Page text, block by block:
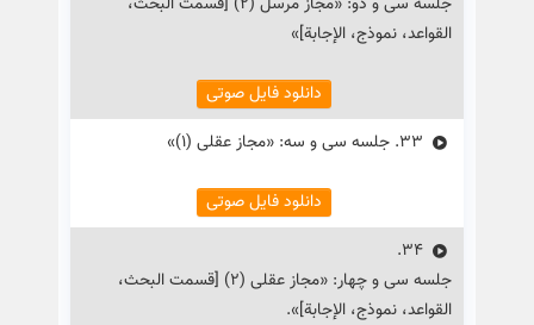
القواعد، نموذج، الإجابة]»
دانلود فایل صوتی
33. جلسه سی و سه: «مجاز عقلی (۱)»
دانلود فایل صوتی
34.
جلسه سی و چهار: «مجاز عقلی (۲) [قسمت البحث،
القواعد، نموذج، الإجابة]».